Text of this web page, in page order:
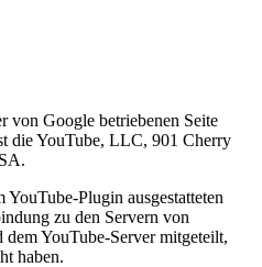
von Google betriebenen Seite
die YouTube, LLC, 901 Cherry
YouTube-Plugin ausgestatteten
zu den Servern von
YouTube-Server mitgeteilt,
haben.